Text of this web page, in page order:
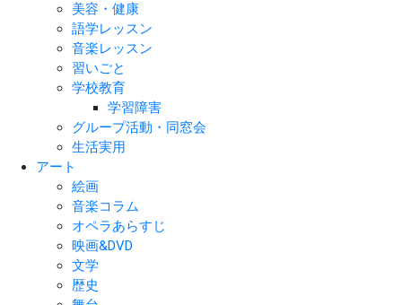
美容・健康
語学レッスン
音楽レッスン
習いごと
学校教育
学習障害
グループ活動・同窓会
生活実用
アート
絵画
音楽コラム
オペラあらすじ
映画&DVD
文学
歴史